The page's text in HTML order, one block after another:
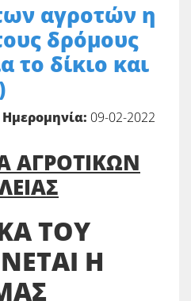
αγροτών η
δρόμους
το δίκιο και
Ημερομηνία: 09-02-2022
ΑΓΡΟΤΙΚΩΝ
ΤΟΥ
Η